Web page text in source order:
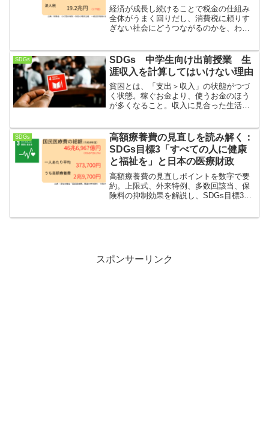
関係ー
経済が成長し続けることで税金の仕組み
全体がうまく回りだし、消費税に頼りす
ぎない社会にどうつながるのかを、わか
SDGs
SDGs 中学生向け出前授業 生
涯収入を計算してはいけない理由
貧困とは、「支出＞収入」の状態がつづ
く状態。稼ぐお金より、使うお金のほう
が多くなること。収入に見合った生活を
ャンスがあります。
SDGs
高額療養費の見直しを読み解く：
SDGs目標3「すべての人に健康
と福祉を」と日本の医療財政
高額療養費の見直しポイントを数字で要
約。上限式、外来特例、多数回該当、保
険料の抑制効果を解説し、SDGs目標3の
スポンサーリンク